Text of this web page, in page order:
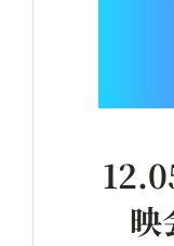
映